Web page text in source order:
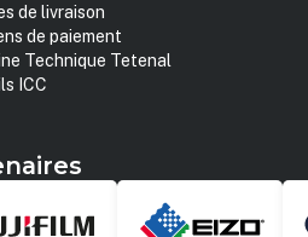
de livraison
de paiement
Technique Tetenal
ICC